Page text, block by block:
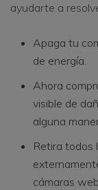
ayudarte a
Apaga tu
de energía.
Ahora
visible de
alguna
Retira todos
cámaras